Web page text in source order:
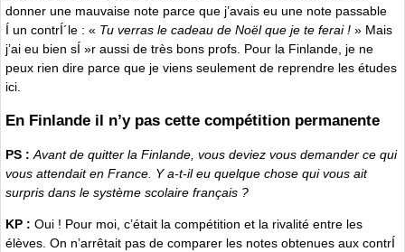
donner une mauvaise note parce que j’avais eu une note passable
Í un contrÍ´le : « Tu verras le cadeau de Noël que je te ferai ! » Mais
j’ai eu bien sÍ »r aussi de très bons profs. Pour la Finlande, je ne
peux rien dire parce que je viens seulement de reprendre les études
ici.
En Finlande il n’y pas cette compétition permanente
PS : Avant de quitter la Finlande, vous deviez vous demander ce qui
vous attendait en France. Y a-t-il eu quelque chose qui vous ait
surpris dans le système scolaire français ?
KP : Oui ! Pour moi, c’était la compétition et la rivalité entre les
élèves. On n’arrêtait pas de comparer les notes obtenues aux contrÍ